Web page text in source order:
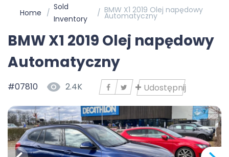
Home
Sold
Inventory
BMW X1 2019 Olej napędowy
Automatyczny
BMW X1 2019 Olej napędowy
Automatyczny
#07810 2.4K Udostępnij